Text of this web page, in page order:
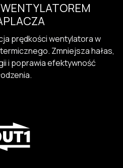
prędkości wentylatora w
Zmniejsza hałas,
i poprawia efektywność